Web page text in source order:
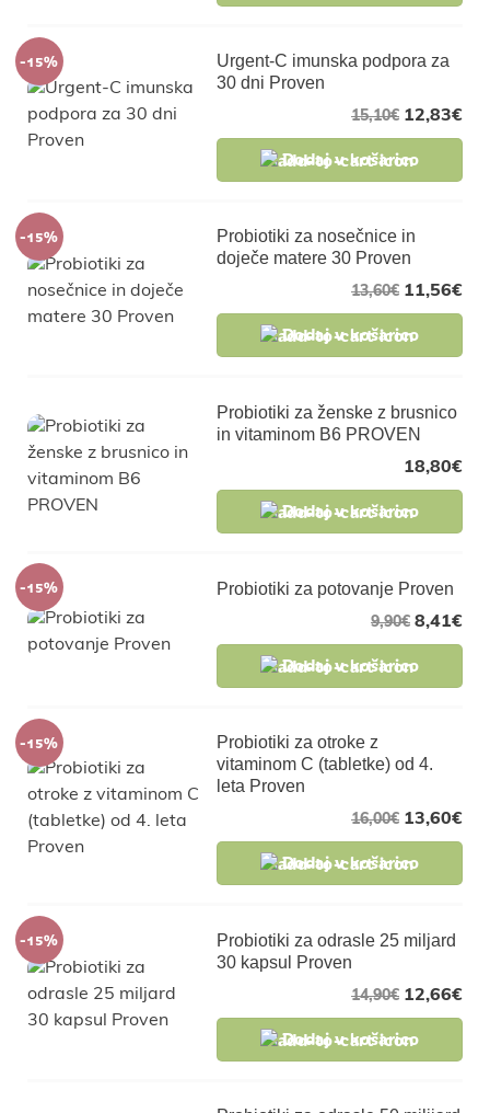
-15%
Urgent-C imunska podpora za
30 dni Proven
12,83€
15,10€
Dodaj v košarico
-15%
Probiotiki za nosečnice in
doječe matere 30 Proven
11,56€
13,60€
Dodaj v košarico
Probiotiki za ženske z brusnico
in vitaminom B6 PROVEN
18,80€
Dodaj v košarico
-15% Probiotiki za potovanje Proven
8,41€
9,90€
Dodaj v košarico
-15%
Probiotiki za otroke z
vitaminom C (tabletke) od 4.
leta Proven
13,60€
16,00€
Dodaj v košarico
-15%
Probiotiki za odrasle 25 miljard
30 kapsul Proven
12,66€
14,90€
Dodaj v košarico